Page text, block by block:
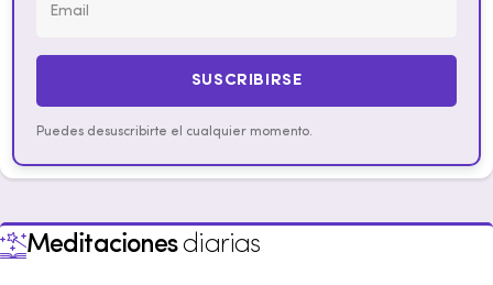
SUSCRIBIRSE
Puedes desuscribirte el cualquier momento.
Meditacionesdiarias